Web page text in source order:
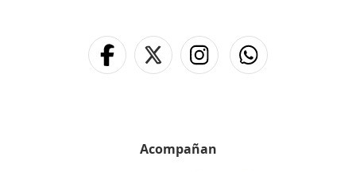
Acompañan